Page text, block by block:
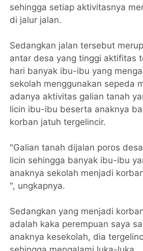
sehingga setiap aktivitasnya
di jalur jalan.
Sedangkan jalan tersebut
antar desa yang tinggi aktifitas
hari banyak ibu-ibu yang
sekolah menggunakan sepeda
adanya aktivitas galian tanah
licin ibu-ibu beserta anaknya
korban jatuh tergelincir.
"Galian tanah dijalan poros
licin sehingga banyak ibu-ibu
anaknya sekolah menjadi
", ungkapnya.
Sedangkan yang menjadi
adalah kaka perempuan saya
anaknya kesekolah, dia